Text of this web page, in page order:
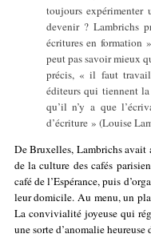
toujours
devenir ? Lambrichs
écritures en formation
peut pas savoir mieux
précis, « il faut
éditeurs qui tiennent
qu’il n’y a que
d’écriture » (Louise
De Bruxelles, Lambrichs avait
de la culture des cafés
café de l’Espérance, puis
leur domicile. Au menu, un
La convivialité joyeuse qui
une sorte d’anomalie